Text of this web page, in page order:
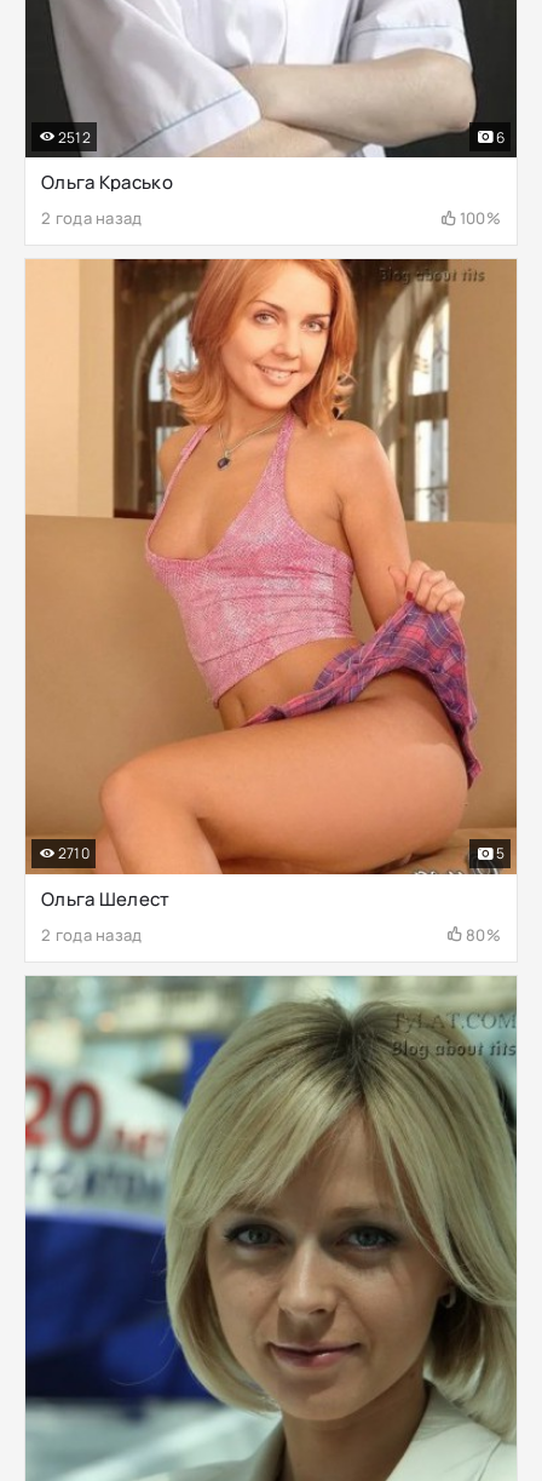
Ольга Красько
2 года назад 100%
2512 6
Ольга Шелест
2 года назад 80%
2710 5